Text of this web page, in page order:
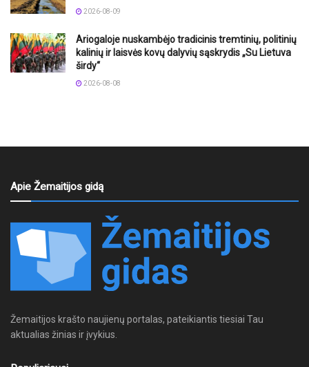
2026-08-09
Ariogaloje nuskambėjo tradicinis tremtinių, politinių
kalinių ir laisvės kovų dalyvių sąskrydis „Su Lietuva
širdy“
2026-08-08
Apie Žemaitijos gidą
Žemaitijos krašto naujienų portalas, pateikiantis tiesiai Tau
aktualias žinias ir įvykius.